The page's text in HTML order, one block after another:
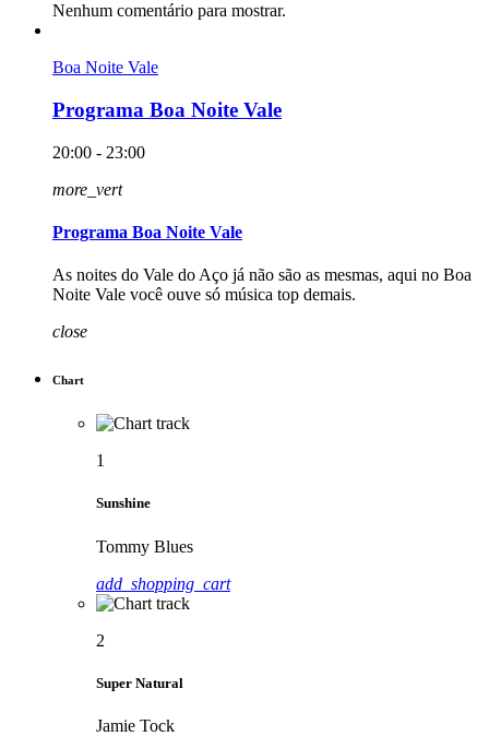
Nenhum comentário para mostrar.
Boa Noite Vale
Programa Boa Noite Vale
20:00 - 23:00
more_vert
Programa Boa Noite Vale
As noites do Vale do Aço já não são as mesmas, aqui no Boa
Noite Vale você ouve só música top demais.
close
Chart
1
Sunshine
Tommy Blues
add_shopping_cart
2
Super Natural
Jamie Tock